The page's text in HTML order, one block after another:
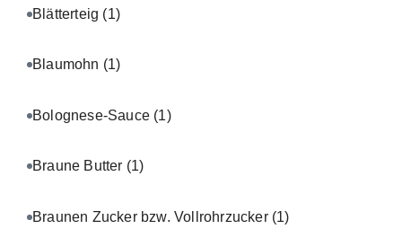
Blätterteig (1)
Blaumohn (1)
Bolognese-Sauce (1)
Braune Butter (1)
Braunen Zucker bzw. Vollrohrzucker (1)